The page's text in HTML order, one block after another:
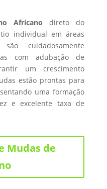
Africano direto do
individual em áreas
cuidadosamente
com adubação de
um crescimento
estão prontas para
uma formação
e excelente taxa de
Mudas de